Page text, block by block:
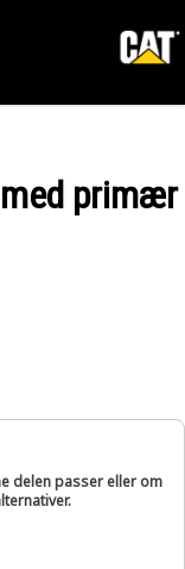
primær
delen passer eller om